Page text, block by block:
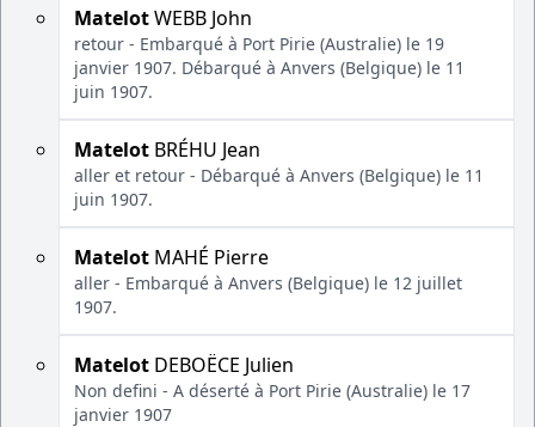
MatelotWEBB John
retour - Embarqué à Port Pirie (Australie) le 19
janvier 1907. Débarqué à Anvers (Belgique) le 11
juin 1907.
Matelot BRÉHU Jean
aller et retour - Débarqué à Anvers (Belgique) le 11
juin 1907.
Matelot MAHÉ Pierre
aller - Embarqué à Anvers (Belgique) le 12 juillet
1907.
Matelot DEBOËCE Julien
Non defini - A déserté à Port Pirie (Australie) le 17
janvier 1907